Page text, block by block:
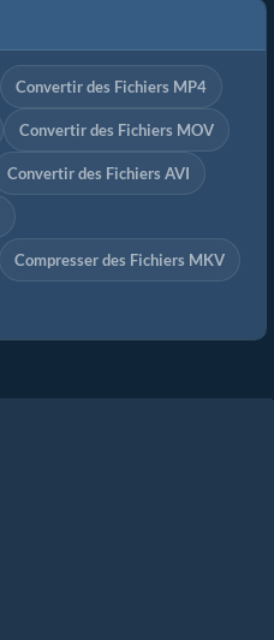
Convertir des Fichiers MP4
Convertir des Fichiers MOV
Convertir des Fichiers AVI
Compresser des Fichiers MKV